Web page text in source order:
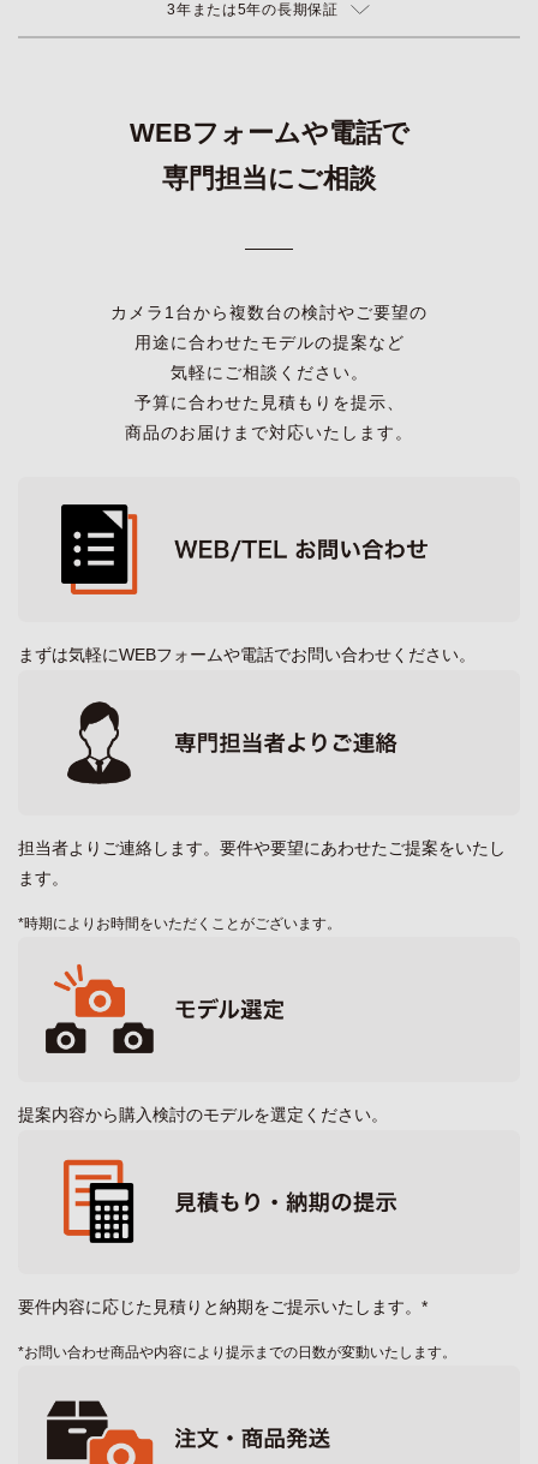
3年または5年の長期保証
WEBフォームや電話で
専門担当にご相談
カメラ1台から複数台の検討やご要望の
用途に合わせたモデルの提案など
気軽にご相談ください。
予算に合わせた見積もりを提示、
商品のお届けまで対応いたします。
まずは気軽にWEBフォームや電話でお問い合わせください。
担当者よりご連絡します。要件や要望にあわせたご提案をいたし
ます。
*時期によりお時間をいただくことがございます。
提案内容から購入検討のモデルを選定ください。
要件内容に応じた見積りと納期をご提示いたします。*
*お問い合わせ商品や内容により提示までの日数が変動いたします。